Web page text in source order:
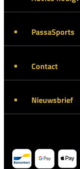
PassaSports
Contact
Nieuwsbrief